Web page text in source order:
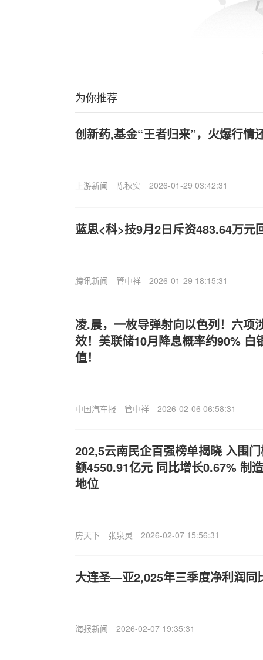
为你推荐
创新药,基金“王者归来”，火爆行情
上游新闻 陈秋实 2026-01-29 03:42:31
蓝思<科>技9月2日斥资483.64万元
腾讯新闻 管中祥 2026-01-29 18:15:31
凌.晨，一枚导弹射向以色列！六项
效！美联储10月降息概率约90% 白
值！
中国汽车报 管中祥 2026-02-06 06:58:31
202,5云南民企百强榜单揭晓 入围
额4550.91亿元 同比增长0.67% 制
地位
房天下 张泉灵 2026-02-07 15:56:31
大连圣—亚2,025年三季度净利润同
海报新闻 2026-02-07 19:35:31